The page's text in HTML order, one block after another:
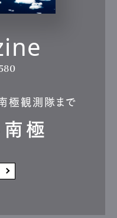
極観測隊まで
極